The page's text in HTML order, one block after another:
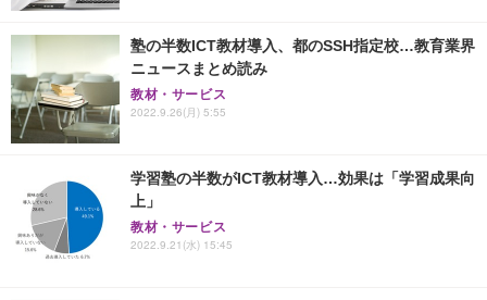
塾の半数ICT教材導入、都のSSH指定校…教育業界
ニュースまとめ読み
教材・サービス
2022.9.26(月) 5:55
学習塾の半数がICT教材導入…効果は「学習成果向
上」
教材・サービス
2022.9.21(水) 15:45